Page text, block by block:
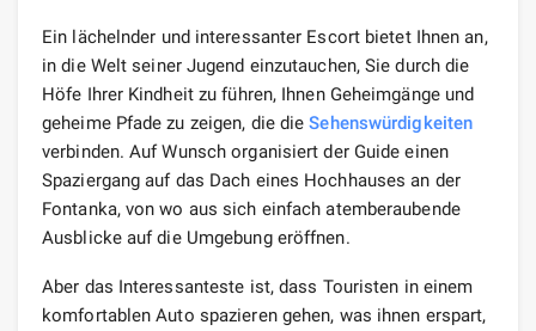
Ein lächelnder und interessanter Escort bietet Ihnen an,
in die Welt seiner Jugend einzutauchen, Sie durch die
Höfe Ihrer Kindheit zu führen, Ihnen Geheimgänge und
geheime Pfade zu zeigen, die dieSehenswürdigkeiten
verbinden. Auf Wunsch organisiert der Guide einen
Spaziergang auf das Dach eines Hochhauses an der
Fontanka, von wo aus sich einfach atemberaubende
Ausblicke auf die Umgebung eröffnen.
Aber das Interessanteste ist, dass Touristen in einem
komfortablen Auto spazieren gehen, was ihnen erspart,